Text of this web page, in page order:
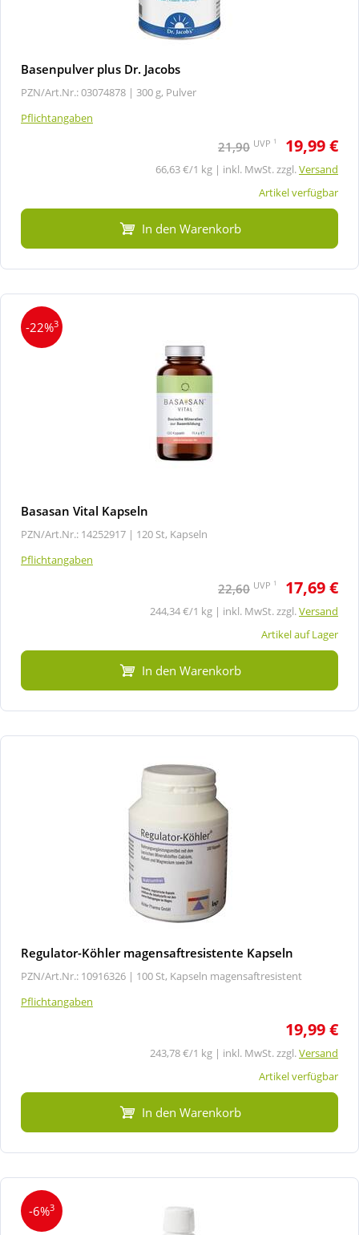
Basenpulver plus Dr. Jacobs
PZN/Art.Nr.: 03074878 | 300 g, Pulver
Pflichtangaben
21,90 UVP 1 19,99 €
66,63 €/1 kg | inkl. MwSt. zzgl.Versand
Artikel verfügbar
In den Warenkorb
-22%3
Basasan Vital Kapseln
PZN/Art.Nr.: 14252917 | 120 St, Kapseln
Pflichtangaben
22,60 UVP 1 17,69 €
244,34 €/1 kg | inkl. MwSt. zzgl.Versand
Artikel auf Lager
In den Warenkorb
Regulator-Köhler magensaftresistente Kapseln
PZN/Art.Nr.: 10916326 | 100 St, Kapseln magensaftresistent
Pflichtangaben
19,99 €
243,78 €/1 kg | inkl. MwSt. zzgl.Versand
Artikel verfügbar
In den Warenkorb
-6%3